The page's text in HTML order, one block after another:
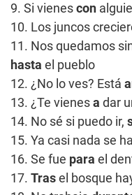
9. Si vienes con
10. Los juncos
11. Nos quedamos
hasta el pueblo
12. ¿No lo ves? Está
13. ¿Te vienes a dar
14. No sé si puedo ir,
15. Ya casi nada se
16. Se fue para el
17. Tras el bosque